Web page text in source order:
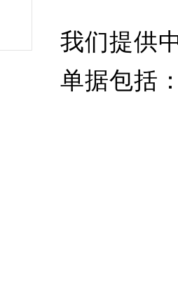
我们提供
单据包括